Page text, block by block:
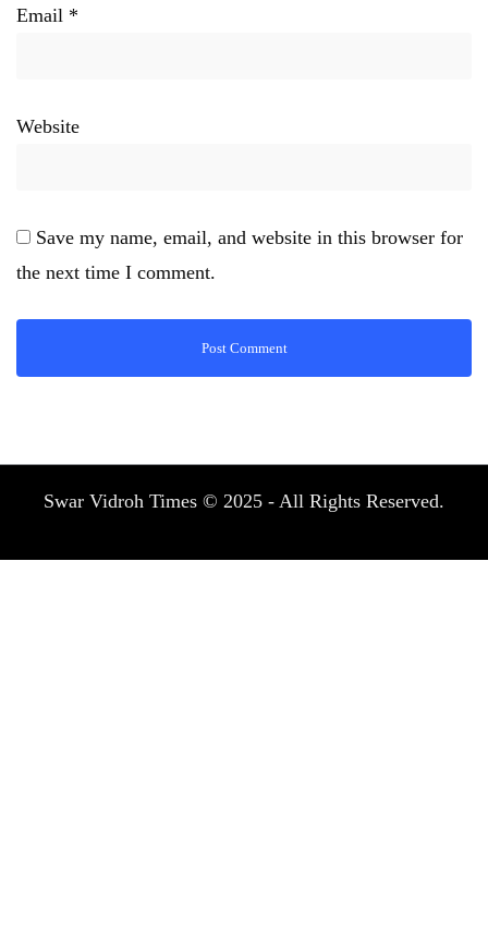
Email *
Website
Save my name, email, and website in this browser for
the next time I comment.
Swar Vidroh Times © 2025 - All Rights Reserved.